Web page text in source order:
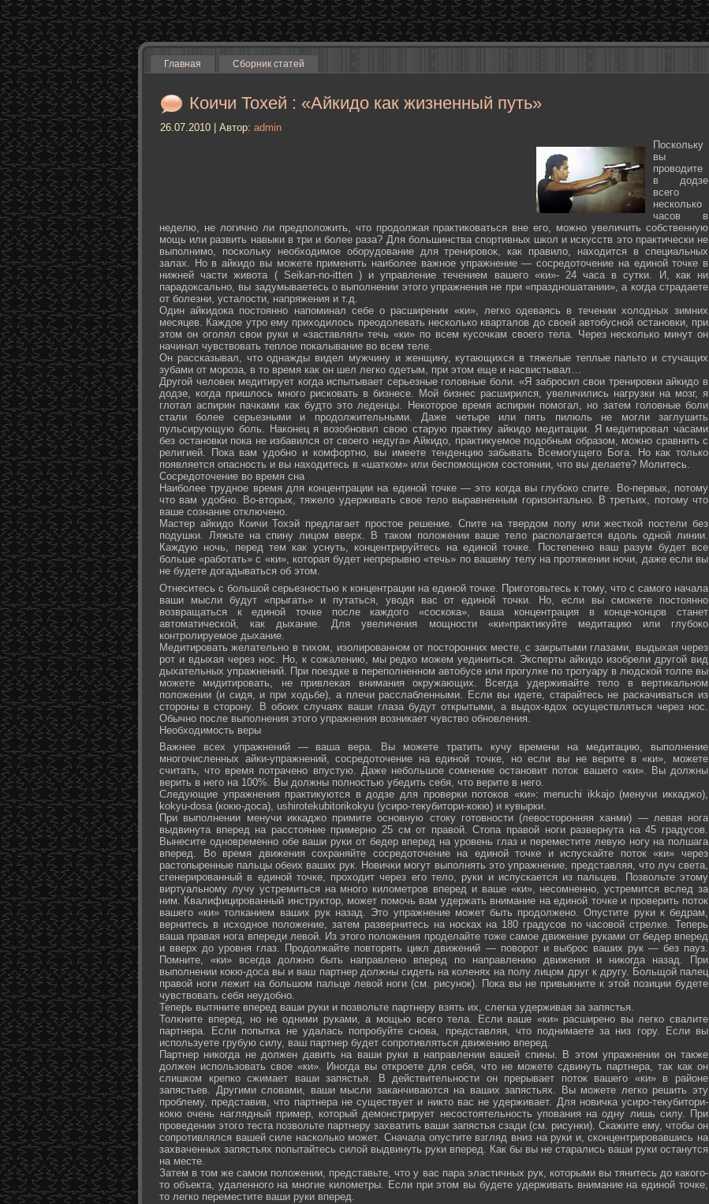
Главная Сборник статей
Коичи Тохей : «Айкидо как жизненный путь»
26.07.2010 | Автор: admin
Поскольку
вы
проводите
в додзе
всего
несколько
часов в
неделю, не логично ли предположить, что продолжая практиковаться вне его, можно увеличить собственную
мощь или развить навыки в три и более раза? Для большинства спортивных школ и искусств это практически не
выполнимо, поскольку необходимое оборудование для тренировок, как правило, находится в специальных
залах. Но в айкидо вы можете применять наиболее важное упражнение — сосредоточение на единой точке в
нижней части живота ( Seikan-­no-­itten ) и управление течением вашего «ки»- 24 часа в сутки. И, как ни
парадоксально, вы задумываетесь о выполнении этого упражнения не при «праздношатании», а когда страдаете
от болезни, усталости, напряжения и т.д.
Один айкидока постоянно напоминал себе о расширении «ки», легко одеваясь в течении холодных зимних
месяцев. Каждое утро ему приходилось преодолевать несколько кварталов до своей автобусной остановки, при
этом он оголял свои руки и «заставлял» течь «ки» по всем кусочкам своего тела. Через несколько минут он
начинал чувствовать теплое покалывание во всем теле.
Он рассказывал, что однажды видел мужчину и женщину, кутающихся в тяжелые теплые пальто и стучащих
зубами от мороза, в то время как он шел легко одетым, при этом еще и насвистывал…
Другой человек медитирует когда испытывает серьезные головные боли. «Я забросил свои тренировки айкидо в
додзе, когда пришлось много рисковать в бизнесе. Мой бизнес расширился, увеличились нагрузки на мозг, я
глотал аспирин пачками как будто это леденцы. Некоторое время аспирин помогал, но затем головные боли
стали более серьезными и продолжительными. Даже четыре или пять пилюль не могли заглушить
пульсирующую боль. Наконец я возобновил свою старую практику айкидо медитации. Я медитировал часами
без остановки пока не избавился от своего недуга» Айкидо, практикуемое подобным образом, можно сравнить с
религией. Пока вам удобно и комфортно, вы имеете тенденцию забывать Всемогущего Бога. Но как только
появляется опасность и вы находитесь в «шатком» или беспомощном состоянии, что вы делаете? Молитесь.
Сосредоточение во время сна
Наиболее трудное время для концентрации на единой точке — это когда вы глубоко спите. Во-первых, потому
что вам удобно. Во-вторых, тяжело удерживать свое тело выравненным горизонтально. В третьих, потому что
ваше сознание отключено.
Мастер айкидо Коичи Тохэй предлагает простое решение. Спите на твердом полу или жесткой постели без
подушки. Ляжьте на спину лицом вверх. В таком положении ваше тело располагается вдоль одной линии.
Каждую ночь, перед тем как уснуть, концентрируйтесь на единой точке. Постепенно ваш разум будет все
больше «работать» с «ки», которая будет непрерывно «течь» по вашему телу на протяжении ночи, даже если вы
не будете догадываться об этом.
Отнеситесь с большой серьезностью к концентрации на единой точке. Приготовьтесь к тому, что с самого начала
ваши мысли будут «прыгать» и путаться, уводя вас от единой точки. Но, если вы сможете постоянно
возвращаться к единой точке после каждого «соскока», ваша концентрация в конце-концов станет
автоматической, как дыхание. Для увеличения мощности «ки»практикуйте медитацию или глубоко
контролируемое дыхание.
Медитировать желательно в тихом, изолированном от посторонних месте, с закрытыми глазами, выдыхая через
рот и вдыхая через нос. Но, к сожалению, мы редко можем уединиться. Эксперты айкидо изобрели другой вид
дыхательных упражнений. При поездке в переполненном автобусе или прогулке по тротуару в людской толпе вы
можете мидитировать, не привлекая внимания окружающих. Всегда удерживайте тело в вертикальном
положении (и сидя, и при ходьбе), а плечи расслабленными. Если вы идете, старайтесь не раскачиваться из
стороны в сторону. В обоих случаях ваши глаза будут открытыми, а выдох-вдох осуществляться через нос.
Обычно после выполнения этого упражнения возникает чувство обновления.
Необходимость веры
Важнее всех упражнений — ваша вера. Вы можете тратить кучу времени на медитацию, выполнение
многочисленных айки-упражнений, сосредоточение на единой точке, но если вы не верите в «ки», можете
считать, что время потрачено впустую. Даже небольшое сомнение остановит поток вашего «ки». Вы должны
верить в него на 100%. Вы должны полностью убедить себя, что верите в него.
Следующие упражнения практикуются в додзе для проверки потоков «ки»: menuchi ikkajo (менучи иккаджо),
kokyu-dosa (кокю-доса), ushiro­tekubitori­kokyu (усиро-текубитори-кокю) и кувырки.
При выполнении менучи иккаджо примите основную стоку готовности (левосторонняя ханми) — левая нога
выдвинута вперед на расстояние примерно 25 см от правой. Стопа правой ноги развернута на 45 градусов.
Вынесите одновременно обе ваши руки от бедер вперед на уровень глаз и переместите левую ногу на полшага
вперед. Во время движения сохраняйте сосредоточение на единой точке и испускайте поток «ки» через
растопыренные пальцы обеих ваших рук. Новички могут выполнять это упражнение, представляя, что луч света,
сгенерированный в единой точке, проходит через его тело, руки и испускается из пальцев. Позвольте этому
виртуальному лучу устремиться на много километров вперед и ваше «ки», несомненно, устремится вслед за
ним. Квалифицированный инструктор, может помочь вам удержать внимание на единой точке и проверить поток
вашего «ки» толканием ваших рук назад. Это упражнение может быть продолжено. Опустите руки к бедрам,
вернитесь в исходное положение, затем развернитесь на носках на 180 градусов по часовой стрелке. Теперь
ваша правая нога впереди левой. Из этого положения проделайте тоже самое движение руками от бедер вперед
и вверх до уровня глаз. Продолжайте повторять цикл движений — поворот и выброс ваших рук — без пауз.
Помните, «ки» всегда должно быть направлено вперед по направлению движения и никогда назад. При
выполнении кокю-доса вы и ваш партнер должны сидеть на коленях на полу лицом друг к другу. Больщой палец
правой ноги лежит на большом пальце левой ноги (см. рисунок). Пока вы не привыкните к этой позиции будете
чувствовать себя неудобно.
Теперь вытяните вперед ваши руки и позвольте партнеру взять их, слегка удерживая за запястья.
Толкните вперед, но не одними руками, а мощью всего тела. Если ваше «ки» расширено вы легко свалите
партнера. Если попытка не удалась попробуйте снова, представляя, что поднимаете за низ гору. Если вы
используете грубую силу, ваш партнер будет сопротивляться движению вперед.
Партнер никогда не должен давить на ваши руки в направлении вашей спины. В этом упражнении он также
должен использовать свое «ки». Иногда вы откроете для себя, что не можете сдвинуть партнера, так как он
слишком крепко сжимает ваши запястья. В действительности он прерывает поток вашего «ки» в районе
запястьев. Другими словами, ваши мысли заканчиваются на ваших запястьях. Вы можете легко решить эту
проблему, представив, что партнера не существует и никто вас не удерживает. Для новичка усиро-текубитори-
кокю очень наглядный пример, который демонстрирует несостоятельность упования на одну лишь силу. При
проведении этого теста позвольте партнеру захватить ваши запястья сзади (см. рисунки). Скажите ему, чтобы он
сопротивлялся вашей силе насколько может. Сначала опустите взгляд вниз на руки и, сконцентрировавшись на
захваченных запястьях попытайтесь силой выдвинуть руки вперед. Как бы вы не старались ваши руки останутся
на месте.
Затем в том же самом положении, представьте, что у вас пара эластичных рук, которыми вы тянитесь до какого-
то объекта, удаленного на многие километры. Если при этом вы будете удерживать внимание на единой точке,
то легко переместите ваши руки вперед.